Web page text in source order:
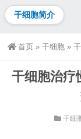
干细胞简介
首页 » 干细胞 »
干细胞治疗
干细